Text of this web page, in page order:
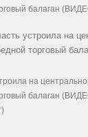
балаган
устроила на
торговый
на
балаган